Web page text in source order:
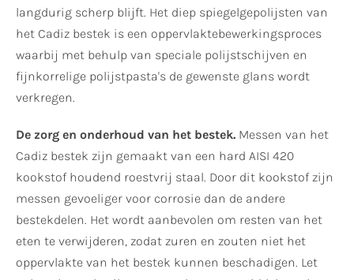
langdurig scherp blijft. Het diep spiegelgepolijsten van
het Cadiz bestek is een oppervlaktebewerkingsproces
waarbij met behulp van speciale polijstschijven en
fijnkorrelige polijstpasta's de gewenste glans wordt
verkregen.
De zorg en onderhoud van het bestek. Messen van het
Cadiz bestek zijn gemaakt van een hard AISI 420
kookstof houdend roestvrij staal. Door dit kookstof zijn
messen gevoeliger voor corrosie dan de andere
bestekdelen. Het wordt aanbevolen om resten van het
eten te verwijderen, zodat zuren en zouten niet het
oppervlakte van het bestek kunnen beschadigen. Let